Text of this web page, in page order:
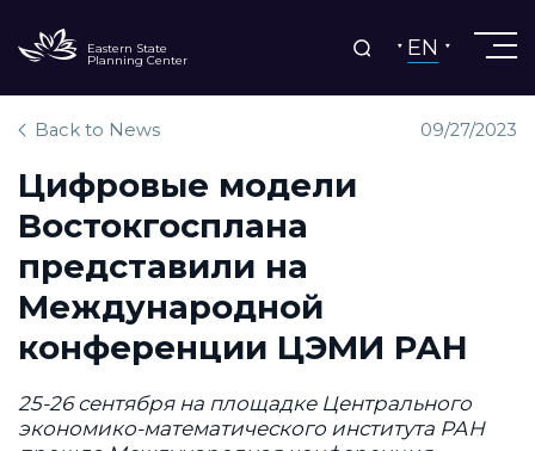
Eastern State
Planning Center EN
Back to News 09/27/2023
Цифровые модели
Востокгосплана
представили на
Международной
конференции ЦЭМИ РАН
25-26 сентября на площадке Центрального
экономико-математического института РАН